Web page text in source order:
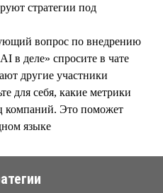
стратегии под
вопрос по внедрению
в деле» спросите в чате
другие участники
для себя, какие метрики
компаний. Это поможет
языке